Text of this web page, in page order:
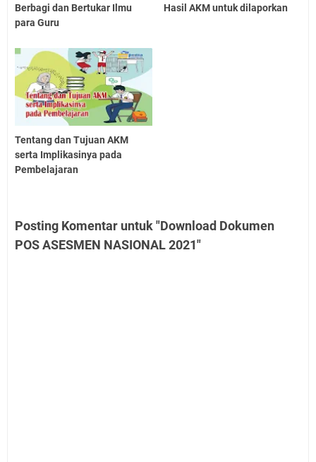
Berbagi dan Bertukar Ilmu
para Guru
Hasil AKM untuk dilaporkan
Tentang dan Tujuan AKM
serta Implikasinya pada
Pembelajaran
Posting Komentar untuk "Download Dokumen
POS ASESMEN NASIONAL 2021"